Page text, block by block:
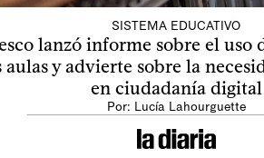
SISTEMA EDUCATIVO
lanzó informe sobre el uso
aulas y advierte sobre la
en ciudadanía digital
Por: Lucía Lahourguette